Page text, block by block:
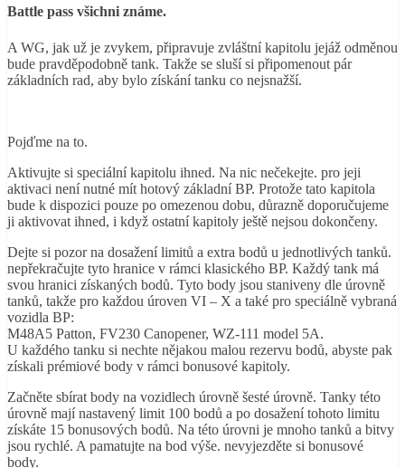
Battle pass všichni známe.
A WG, jak už je zvykem, připravuje zvláštní kapitolu jejáž odměnou
bude pravděpodobně tank. Takže se sluší si připomenout pár
základních rad, aby bylo získání tanku co nejsnažší.
Pojďme na to.
Aktivujte si speciální kapitolu ihned. Na nic nečekejte. pro jeji
aktivaci není nutné mít hotový základní BP. Protože tato kapitola
bude k dispozici pouze po omezenou dobu, důrazně doporučujeme
ji aktivovat ihned, i když ostatní kapitoly ještě nejsou dokončeny.
Dejte si pozor na dosažení limitů a extra bodů u jednotlivých tanků.
nepřekračujte tyto hranice v rámci klasického BP. Každý tank má
svou hranici získaných bodů. Tyto body jsou staniveny dle úrovně
tanků, takže pro každou úroven VI – X a také pro speciálně vybraná
vozidla BP:
M48A5 Patton, FV230 Canopener, WZ-111 model 5A.
U každého tanku si nechte nějakou malou rezervu bodů, abyste pak
získali prémiové body v rámci bonusové kapitoly.
Začněte sbírat body na vozidlech úrovně šesté úrovně. Tanky této
úrovně mají nastavený limit 100 bodů a po dosažení tohoto limitu
získáte 15 bonusových bodů. Na této úrovni je mnoho tanků a bitvy
jsou rychlé. A pamatujte na bod výše. nevyjezděte si bonusové
body.